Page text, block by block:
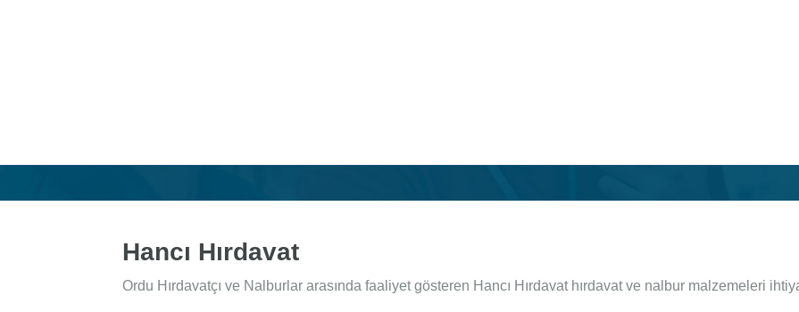
Hancı Hırdavat
Ordu Hırdavatçı ve Nalburlar arasında faaliyet gösteren Hancı Hırdavat hırdavat ve nalbur malzemeleri